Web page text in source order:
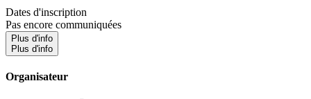
Dates d'inscription
Pas encore communiquées
Plus d'info
Plus d'info
Organisateur